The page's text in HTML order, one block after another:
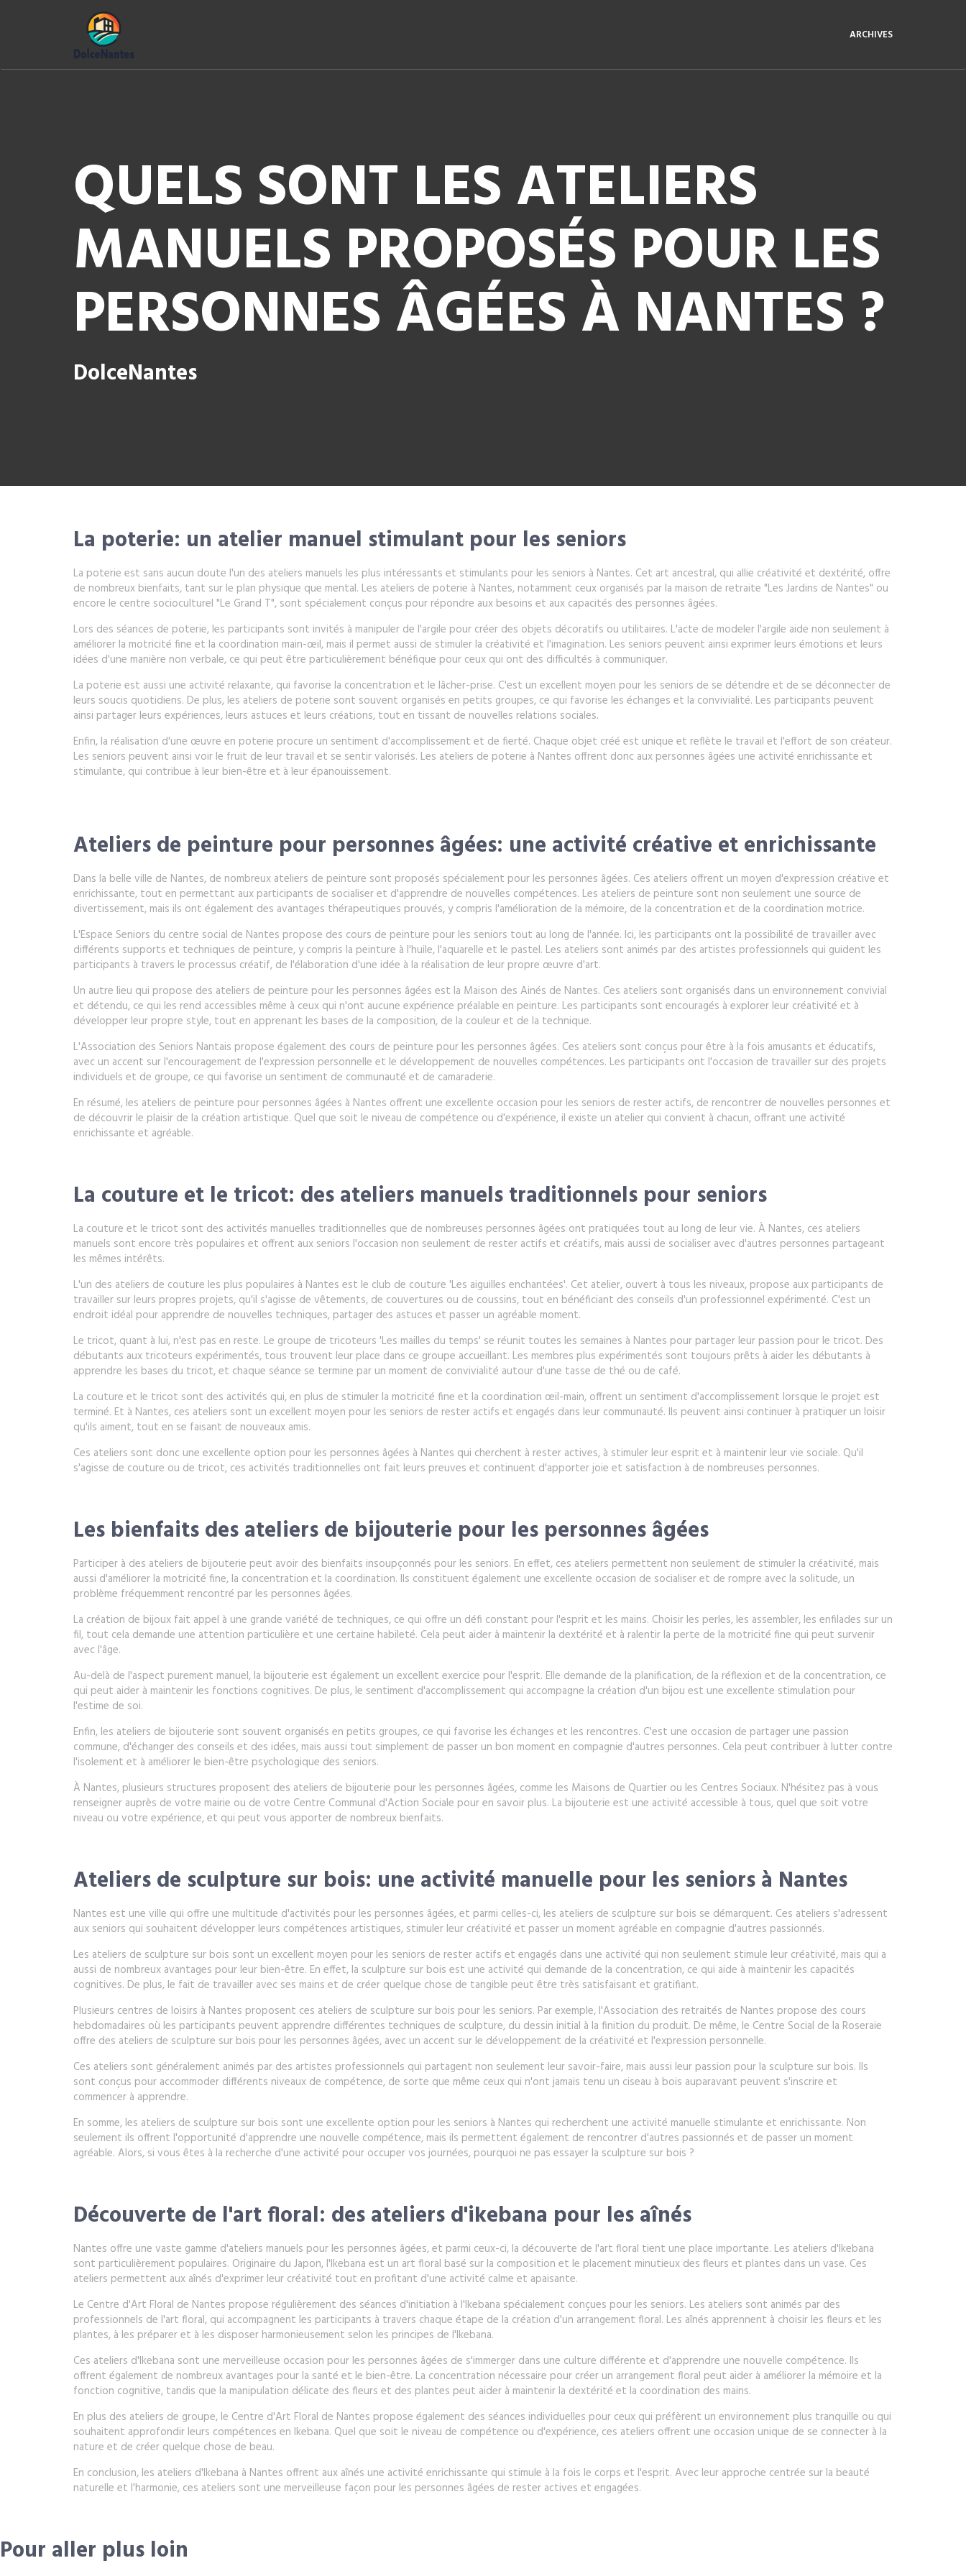
ARCHIVES
QUELS SONT LES ATELIERS
MANUELS PROPOSÉS POUR LES
PERSONNES ÂGÉES À NANTES ?
DolceNantes
La poterie: un atelier manuel stimulant pour les seniors
La poterie est sans aucun doute l'un des ateliers manuels les plus intéressants et stimulants pour les seniors à Nantes. Cet art ancestral, qui allie créativité et dextérité, offre
de nombreux bienfaits, tant sur le plan physique que mental. Les ateliers de poterie à Nantes, notamment ceux organisés par la maison de retraite "Les Jardins de Nantes" ou
encore le centre socioculturel "Le Grand T", sont spécialement conçus pour répondre aux besoins et aux capacités des personnes âgées.
Lors des séances de poterie, les participants sont invités à manipuler de l'argile pour créer des objets décoratifs ou utilitaires. L'acte de modeler l'argile aide non seulement à
améliorer la motricité fine et la coordination main-œil, mais il permet aussi de stimuler la créativité et l'imagination. Les seniors peuvent ainsi exprimer leurs émotions et leurs
idées d'une manière non verbale, ce qui peut être particulièrement bénéfique pour ceux qui ont des difficultés à communiquer.
La poterie est aussi une activité relaxante, qui favorise la concentration et le lâcher-prise. C'est un excellent moyen pour les seniors de se détendre et de se déconnecter de
leurs soucis quotidiens. De plus, les ateliers de poterie sont souvent organisés en petits groupes, ce qui favorise les échanges et la convivialité. Les participants peuvent
ainsi partager leurs expériences, leurs astuces et leurs créations, tout en tissant de nouvelles relations sociales.
Enfin, la réalisation d'une œuvre en poterie procure un sentiment d'accomplissement et de fierté. Chaque objet créé est unique et reflète le travail et l'effort de son créateur.
Les seniors peuvent ainsi voir le fruit de leur travail et se sentir valorisés. Les ateliers de poterie à Nantes offrent donc aux personnes âgées une activité enrichissante et
stimulante, qui contribue à leur bien-être et à leur épanouissement.
Ateliers de peinture pour personnes âgées: une activité créative et enrichissante
Dans la belle ville de Nantes, de nombreux ateliers de peinture sont proposés spécialement pour les personnes âgées. Ces ateliers offrent un moyen d'expression créative et
enrichissante, tout en permettant aux participants de socialiser et d'apprendre de nouvelles compétences. Les ateliers de peinture sont non seulement une source de
divertissement, mais ils ont également des avantages thérapeutiques prouvés, y compris l'amélioration de la mémoire, de la concentration et de la coordination motrice.
L'Espace Seniors du centre social de Nantes propose des cours de peinture pour les seniors tout au long de l'année. Ici, les participants ont la possibilité de travailler avec
différents supports et techniques de peinture, y compris la peinture à l'huile, l'aquarelle et le pastel. Les ateliers sont animés par des artistes professionnels qui guident les
participants à travers le processus créatif, de l'élaboration d'une idée à la réalisation de leur propre œuvre d'art.
Un autre lieu qui propose des ateliers de peinture pour les personnes âgées est la Maison des Ainés de Nantes. Ces ateliers sont organisés dans un environnement convivial
et détendu, ce qui les rend accessibles même à ceux qui n'ont aucune expérience préalable en peinture. Les participants sont encouragés à explorer leur créativité et à
développer leur propre style, tout en apprenant les bases de la composition, de la couleur et de la technique.
L'Association des Seniors Nantais propose également des cours de peinture pour les personnes âgées. Ces ateliers sont conçus pour être à la fois amusants et éducatifs,
avec un accent sur l'encouragement de l'expression personnelle et le développement de nouvelles compétences. Les participants ont l'occasion de travailler sur des projets
individuels et de groupe, ce qui favorise un sentiment de communauté et de camaraderie.
En résumé, les ateliers de peinture pour personnes âgées à Nantes offrent une excellente occasion pour les seniors de rester actifs, de rencontrer de nouvelles personnes et
de découvrir le plaisir de la création artistique. Quel que soit le niveau de compétence ou d'expérience, il existe un atelier qui convient à chacun, offrant une activité
enrichissante et agréable.
La couture et le tricot: des ateliers manuels traditionnels pour seniors
La couture et le tricot sont des activités manuelles traditionnelles que de nombreuses personnes âgées ont pratiquées tout au long de leur vie. À Nantes, ces ateliers
manuels sont encore très populaires et offrent aux seniors l'occasion non seulement de rester actifs et créatifs, mais aussi de socialiser avec d'autres personnes partageant
les mêmes intérêts.
L'un des ateliers de couture les plus populaires à Nantes est le club de couture 'Les aiguilles enchantées'. Cet atelier, ouvert à tous les niveaux, propose aux participants de
travailler sur leurs propres projets, qu'il s'agisse de vêtements, de couvertures ou de coussins, tout en bénéficiant des conseils d'un professionnel expérimenté. C'est un
endroit idéal pour apprendre de nouvelles techniques, partager des astuces et passer un agréable moment.
Le tricot, quant à lui, n'est pas en reste. Le groupe de tricoteurs 'Les mailles du temps' se réunit toutes les semaines à Nantes pour partager leur passion pour le tricot. Des
débutants aux tricoteurs expérimentés, tous trouvent leur place dans ce groupe accueillant. Les membres plus expérimentés sont toujours prêts à aider les débutants à
apprendre les bases du tricot, et chaque séance se termine par un moment de convivialité autour d'une tasse de thé ou de café.
La couture et le tricot sont des activités qui, en plus de stimuler la motricité fine et la coordination œil-main, offrent un sentiment d'accomplissement lorsque le projet est
terminé. Et à Nantes, ces ateliers sont un excellent moyen pour les seniors de rester actifs et engagés dans leur communauté. Ils peuvent ainsi continuer à pratiquer un loisir
qu'ils aiment, tout en se faisant de nouveaux amis.
Ces ateliers sont donc une excellente option pour les personnes âgées à Nantes qui cherchent à rester actives, à stimuler leur esprit et à maintenir leur vie sociale. Qu'il
s'agisse de couture ou de tricot, ces activités traditionnelles ont fait leurs preuves et continuent d'apporter joie et satisfaction à de nombreuses personnes.
Les bienfaits des ateliers de bijouterie pour les personnes âgées
Participer à des ateliers de bijouterie peut avoir des bienfaits insoupçonnés pour les seniors. En effet, ces ateliers permettent non seulement de stimuler la créativité, mais
aussi d'améliorer la motricité fine, la concentration et la coordination. Ils constituent également une excellente occasion de socialiser et de rompre avec la solitude, un
problème fréquemment rencontré par les personnes âgées.
La création de bijoux fait appel à une grande variété de techniques, ce qui offre un défi constant pour l'esprit et les mains. Choisir les perles, les assembler, les enfilades sur un
fil, tout cela demande une attention particulière et une certaine habileté. Cela peut aider à maintenir la dextérité et à ralentir la perte de la motricité fine qui peut survenir
avec l'âge.
Au-delà de l'aspect purement manuel, la bijouterie est également un excellent exercice pour l'esprit. Elle demande de la planification, de la réflexion et de la concentration, ce
qui peut aider à maintenir les fonctions cognitives. De plus, le sentiment d'accomplissement qui accompagne la création d'un bijou est une excellente stimulation pour
l'estime de soi.
Enfin, les ateliers de bijouterie sont souvent organisés en petits groupes, ce qui favorise les échanges et les rencontres. C'est une occasion de partager une passion
commune, d'échanger des conseils et des idées, mais aussi tout simplement de passer un bon moment en compagnie d'autres personnes. Cela peut contribuer à lutter contre
l'isolement et à améliorer le bien-être psychologique des seniors.
À Nantes, plusieurs structures proposent des ateliers de bijouterie pour les personnes âgées, comme les Maisons de Quartier ou les Centres Sociaux. N'hésitez pas à vous
renseigner auprès de votre mairie ou de votre Centre Communal d'Action Sociale pour en savoir plus. La bijouterie est une activité accessible à tous, quel que soit votre
niveau ou votre expérience, et qui peut vous apporter de nombreux bienfaits.
Ateliers de sculpture sur bois: une activité manuelle pour les seniors à Nantes
Nantes est une ville qui offre une multitude d'activités pour les personnes âgées, et parmi celles-ci, les ateliers de sculpture sur bois se démarquent. Ces ateliers s'adressent
aux seniors qui souhaitent développer leurs compétences artistiques, stimuler leur créativité et passer un moment agréable en compagnie d'autres passionnés.
Les ateliers de sculpture sur bois sont un excellent moyen pour les seniors de rester actifs et engagés dans une activité qui non seulement stimule leur créativité, mais qui a
aussi de nombreux avantages pour leur bien-être. En effet, la sculpture sur bois est une activité qui demande de la concentration, ce qui aide à maintenir les capacités
cognitives. De plus, le fait de travailler avec ses mains et de créer quelque chose de tangible peut être très satisfaisant et gratifiant.
Plusieurs centres de loisirs à Nantes proposent ces ateliers de sculpture sur bois pour les seniors. Par exemple, l'Association des retraités de Nantes propose des cours
hebdomadaires où les participants peuvent apprendre différentes techniques de sculpture, du dessin initial à la finition du produit. De même, le Centre Social de la Roseraie
offre des ateliers de sculpture sur bois pour les personnes âgées, avec un accent sur le développement de la créativité et l'expression personnelle.
Ces ateliers sont généralement animés par des artistes professionnels qui partagent non seulement leur savoir-faire, mais aussi leur passion pour la sculpture sur bois. Ils
sont conçus pour accommoder différents niveaux de compétence, de sorte que même ceux qui n'ont jamais tenu un ciseau à bois auparavant peuvent s'inscrire et
commencer à apprendre.
En somme, les ateliers de sculpture sur bois sont une excellente option pour les seniors à Nantes qui recherchent une activité manuelle stimulante et enrichissante. Non
seulement ils offrent l'opportunité d'apprendre une nouvelle compétence, mais ils permettent également de rencontrer d'autres passionnés et de passer un moment
agréable. Alors, si vous êtes à la recherche d'une activité pour occuper vos journées, pourquoi ne pas essayer la sculpture sur bois ?
Découverte de l'art floral: des ateliers d'ikebana pour les aînés
Nantes offre une vaste gamme d'ateliers manuels pour les personnes âgées, et parmi ceux-ci, la découverte de l'art floral tient une place importante. Les ateliers d'Ikebana
sont particulièrement populaires. Originaire du Japon, l'Ikebana est un art floral basé sur la composition et le placement minutieux des fleurs et plantes dans un vase. Ces
ateliers permettent aux aînés d'exprimer leur créativité tout en profitant d'une activité calme et apaisante.
Le Centre d'Art Floral de Nantes propose régulièrement des séances d'initiation à l'Ikebana spécialement conçues pour les seniors. Les ateliers sont animés par des
professionnels de l'art floral, qui accompagnent les participants à travers chaque étape de la création d'un arrangement floral. Les aînés apprennent à choisir les fleurs et les
plantes, à les préparer et à les disposer harmonieusement selon les principes de l'Ikebana.
Ces ateliers d'Ikebana sont une merveilleuse occasion pour les personnes âgées de s'immerger dans une culture différente et d'apprendre une nouvelle compétence. Ils
offrent également de nombreux avantages pour la santé et le bien-être. La concentration nécessaire pour créer un arrangement floral peut aider à améliorer la mémoire et la
fonction cognitive, tandis que la manipulation délicate des fleurs et des plantes peut aider à maintenir la dextérité et la coordination des mains.
En plus des ateliers de groupe, le Centre d'Art Floral de Nantes propose également des séances individuelles pour ceux qui préfèrent un environnement plus tranquille ou qui
souhaitent approfondir leurs compétences en Ikebana. Quel que soit le niveau de compétence ou d'expérience, ces ateliers offrent une occasion unique de se connecter à la
nature et de créer quelque chose de beau.
En conclusion, les ateliers d'Ikebana à Nantes offrent aux aînés une activité enrichissante qui stimule à la fois le corps et l'esprit. Avec leur approche centrée sur la beauté
naturelle et l'harmonie, ces ateliers sont une merveilleuse façon pour les personnes âgées de rester actives et engagées.
Pour aller plus loin